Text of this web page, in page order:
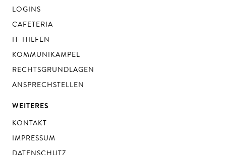
LOGINS
CAFETERIA
IT-HILFEN
KOMMUNIKAMPEL
RECHTSGRUNDLAGEN
ANSPRECHSTELLEN
WEITERES
KONTAKT
IMPRESSUM